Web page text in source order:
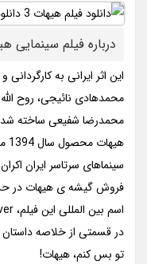
درباره فیلم سینمایی
این اثر ایرانی به
محمدهادی نائیجی، روح
محمدرضا شفیعی ساخته
سینماهای سرتاسر ایران
فروش گیشه ی هیهات در حدود 130 میلیون
اسم بین المللی این فیلم، Never می باشد.
در قسمتی از خلاصه
تو بس کنم، هیهات!